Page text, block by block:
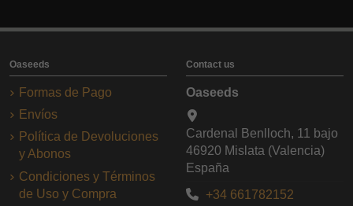
Oaseeds
Formas de Pago
Envíos
Política de Devoluciones
y Abonos
Condiciones y Términos
de Uso y Compra
Contact us
Oaseeds
Cardenal Benlloch, 11 bajo
46920 Mislata (Valencia)
España
+34 661782152